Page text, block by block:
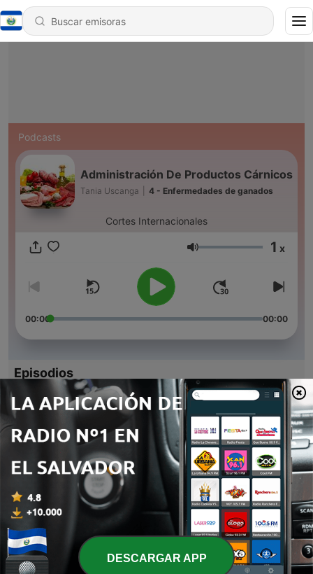
Podcasts
Administración De Productos Cárnicos
Tania Uscanga 4 - Enfermedades de ganados
Cortes Internacionales
Volumen 1 x
00:00 00:00
Episodios
4 - Enfermedades de ganados
Razas ovinas
14 abr. 2021
2 - Información necesaria de la carne
14 abr. 2021
1 - Cortes Internacionales
13 abr. 2021 DESCARGAR APP